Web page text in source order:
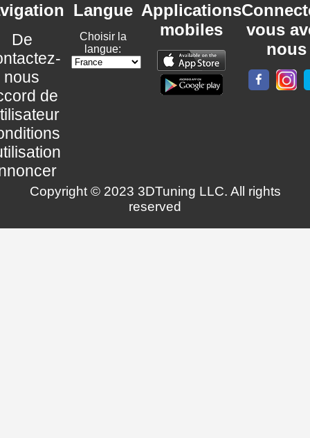
De
nous
de
Langue
Choisir la
langue:
Applications
mobiles
vous
nous
Copyright © 2023 3DTuning LLC. All rights
reserved